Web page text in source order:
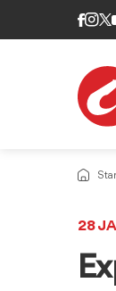
28